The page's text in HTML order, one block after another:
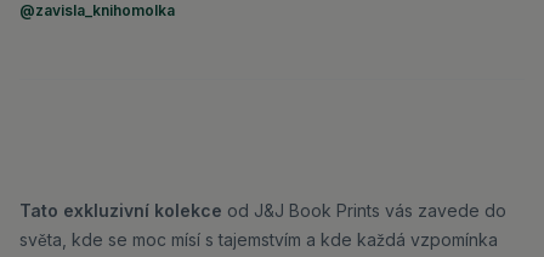
@zavisla_knihomolka
Tato exkluzivní kolekce od J&J Book Prints vás zavede do
světa, kde se moc mísí s tajemstvím a kde každá vzpomínka